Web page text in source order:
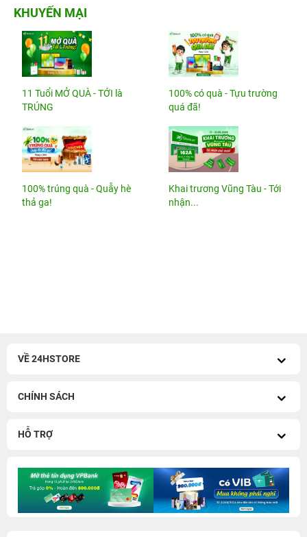
KHUYẾN MẠI
11 Tuổi MỞ QUÀ - TỚI là
TRÚNG
100% có quà - Tựu trường
quá đã!
100% trúng quà - Quẫy hè
thả ga!
Khai trương Vũng Tàu - Tới
nhận...
VỀ 24HSTORE
CHÍNH SÁCH
HỖ TRỢ